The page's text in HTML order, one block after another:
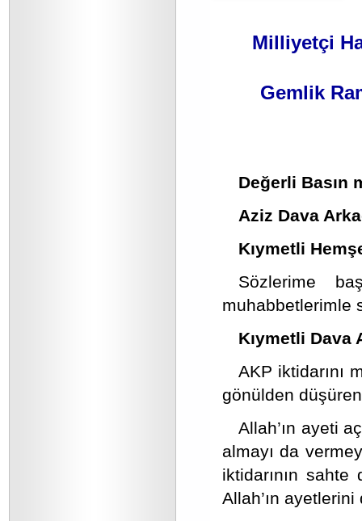
Milliyetçi
Gemlik
Değerli Basın
Aziz Dava
Kıymetli
Sözlerime
muhabbetlerimle
Kıymetli Dava
AKP iktidarını
gönülden
Allah’ın ayeti
almayı da
iktidarının sahte
Allah’ın ayetlerini